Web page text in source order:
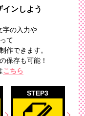
ンしよう
字の入力や
て
作できます。
保存も可能！
こちら
STEP3